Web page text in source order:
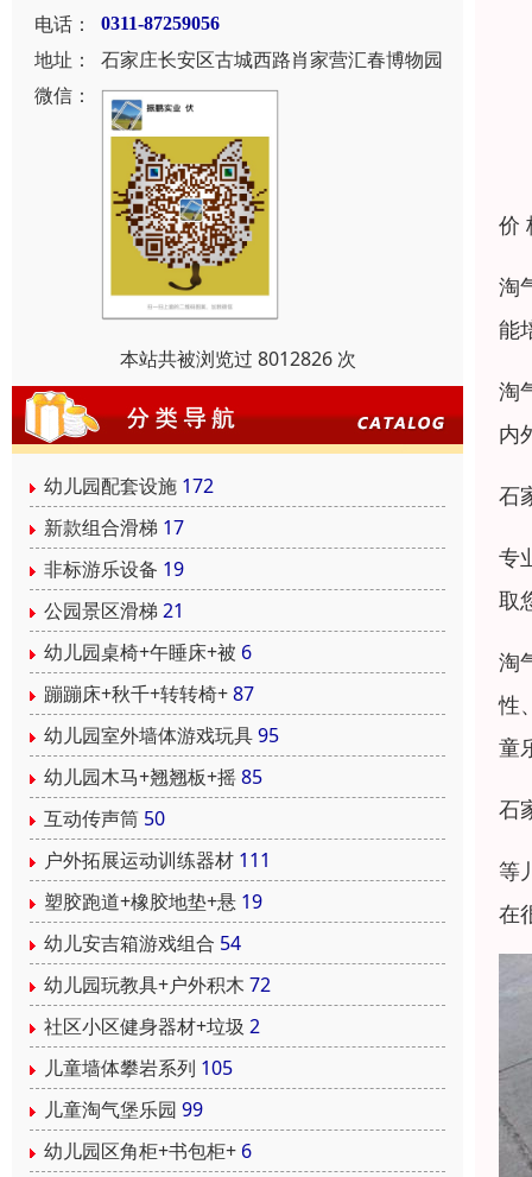
电话： 0311-87259056
地址：
石家庄长安区古城西路肖家营汇春博物园
微信：
本站共被浏览过 8012826 次
幼儿园配套设施 172
新款组合滑梯 17
非标游乐设备 19
公园景区滑梯 21
幼儿园桌椅+午睡床+被 6
蹦蹦床+秋千+转转椅+87
幼儿园室外墙体游戏玩具95
幼儿园木马+翘翘板+摇85
互动传声筒 50
户外拓展运动训练器材 111
塑胶跑道+橡胶地垫+悬 19
幼儿安吉箱游戏组合 54
幼儿园玩教具+户外积木 72
社区小区健身器材+垃圾 2
儿童墙体攀岩系列 105
儿童淘气堡乐园 99
幼儿园区角柜+书包柜+ 6
价
淘
能
淘
内
石
专
取
淘
性
童
石
等
在